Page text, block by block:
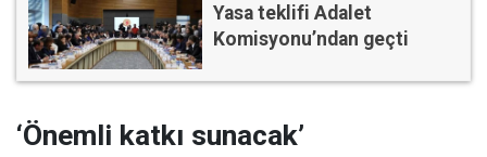
Yasa teklifi Adalet
Komisyonu’ndan geçti
‘Önemli katkı sunacak’